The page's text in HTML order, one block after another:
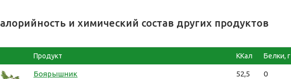
и химический состав других продуктов
Продукт ККал Белки, г
Боярышник 52,5 0